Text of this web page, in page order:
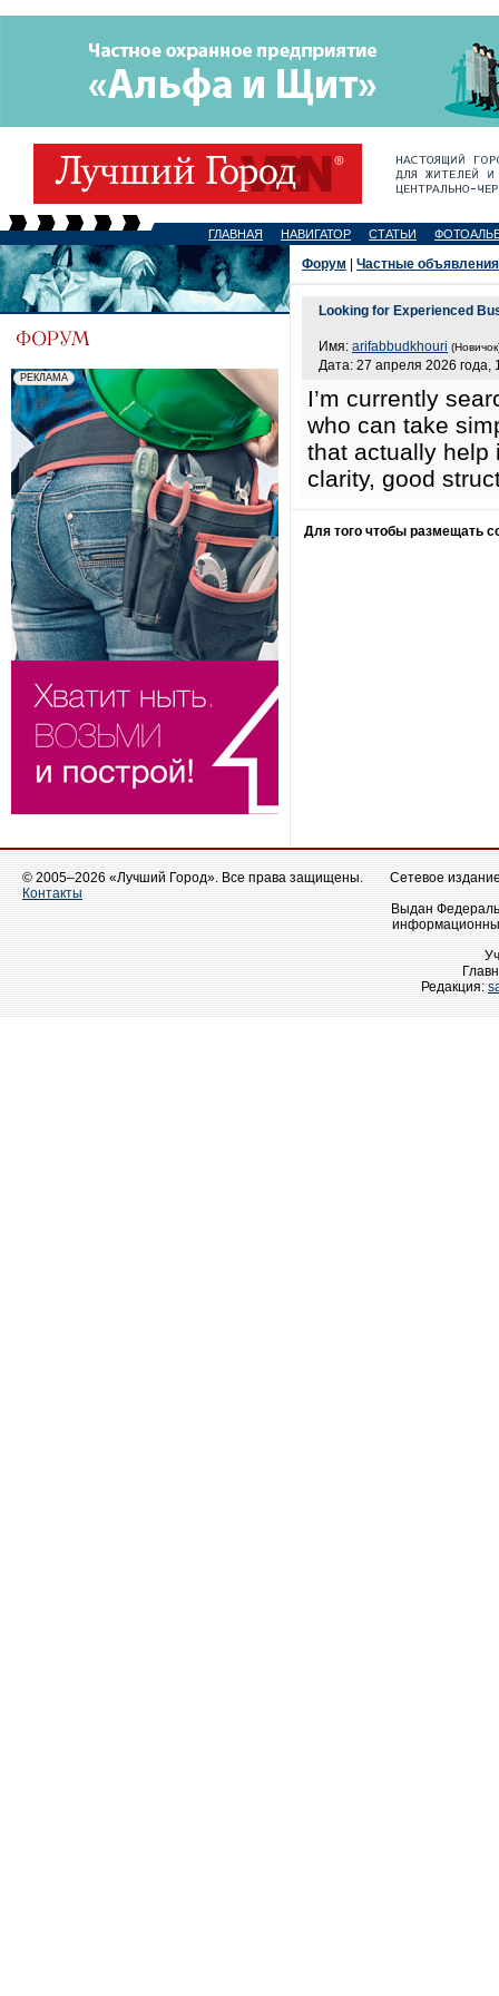
ГЛАВНАЯ НАВИГАТОР СТАТЬИ
Форум Частные объявления
Looking for Experienced
Имя: arifabbudkhouri
Дата: 27 апреля 2026 года,
I’m currently
who can take
that actually help
clarity, good
Для того чтобы размещать
© 2005–2026 «Лучший Город». Все права защищены.
Контакты
Сетевое
Выдан
Редакция: